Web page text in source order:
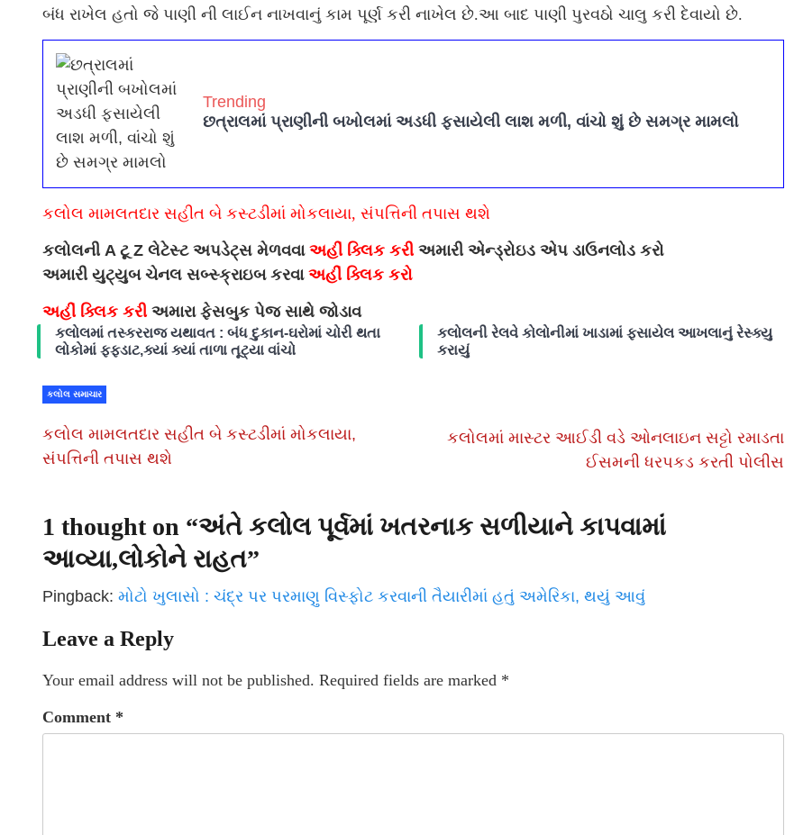
બંધ રાખેલ હતો જે પાણી ની લાઈન નાખવાનું કામ પૂર્ણ કરી નાખેલ છે.આ બાદ પાણી પુરવઠો ચાલુ કરી દેવાયો છે.
Trending
છત્રાલમાં પ્રાણીની બખોલમાં અડધી ફસાયેલી લાશ મળી, વાંચો શું છે સમગ્ર મામલો
કલોલ મામલતદાર સહીત બે કસ્ટડીમાં મોકલાયા, સંપત્તિની તપાસ થશે
કલોલની A ટૂ Z લેટેસ્ટ અપડેટ્સ મેળવવા અહીં ક્લિક કરી અમારી એન્ડ્રોઇડ એપ ડાઉનલોડ કરો
અમારી યુટ્યુબ ચેનલ સબ્સ્ક્રાઇબ કરવા અહીં ક્લિક કરો
અહીં ક્લિક કરી અમારા ફેસબુક પેજ સાથે જોડાવ
કલોલમાં તસ્કરરાજ યથાવત : બંધ દુકાન-ઘરોમાં ચોરી થતા
લોકોમાં ફફડાટ,ક્યાં ક્યાં તાળા તૂટ્યા વાંચો
કલોલની રેલવે કોલોનીમાં ખાડામાં ફસાયેલ આખલાનું રેસ્ક્યુ
કરાયું
કલોલ સમાચાર
કલોલ મામલતદાર સહીત બે કસ્ટડીમાં મોકલાયા,
સંપત્તિની તપાસ થશે
કલોલમાં માસ્ટર આઈડી વડે ઓનલાઇન સટ્ટો રમાડતા
ઈસમની ધરપકડ કરતી પોલીસ
1 thought on “અંતે કલોલ પૂર્વમાં ખતરનાક સળીયાને કાપવામાં
આવ્યા,લોકોને રાહત”
Pingback: મોટો ખુલાસો : ચંદ્ર પર પરમાણુ વિસ્ફોટ કરવાની તૈયારીમાં હતું અમેરિકા, થયું આવું
Leave a Reply
Your email address will not be published. Required fields are marked *
Comment *